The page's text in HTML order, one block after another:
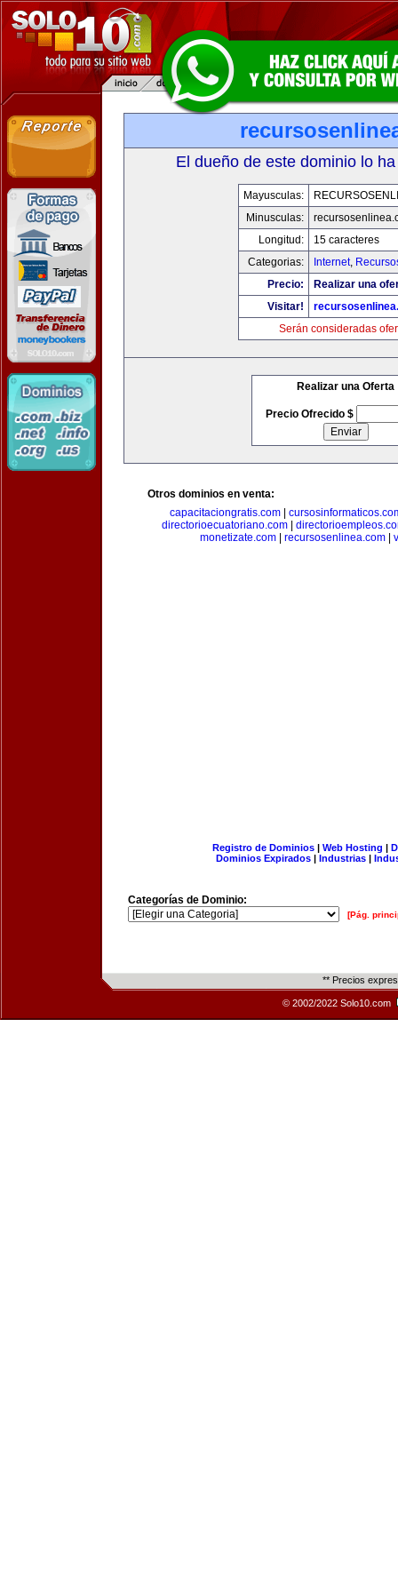
El dueño de este dominio lo
Mayusculas:
Minusculas:
Longitud:
15 caracteres
Categorias:
Internet,
Precio:
Realizar una
Visitar!
Serán consideradas
Realizar una Oferta
Precio Ofrecido $
Otros dominios en venta:
capacitaciongratis.com|
directorioecuatoriano.com
monetizate.com
recursosenlinea.com
Registro de Dominios| Web Hosting |
Dominios Expirados | Industrias |
Categorías de Dominio:
[Pág.
** Precios
© 2002/2022 Solo10.com